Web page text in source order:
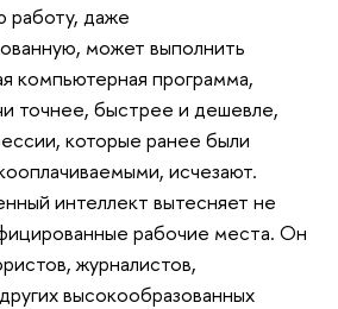
работу, даже
может выполнить
компьютерная программа,
точнее, быстрее и дешевле,
которые ранее были
исчезают.
интеллект вытесняет не
рабочие места. Он
журналистов,
высокообразованных